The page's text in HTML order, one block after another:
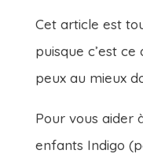
Cet article est
puisque c’est
peux au mieux
Pour vous aider
enfants Indigo